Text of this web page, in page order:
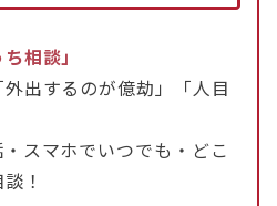
気装置が必要なアスベス
果、アスベスト肺、肺が
膜肥厚のいずれかの健康被
時期が損害賠償請求権の期
償金は病態によって550万
相談」
外出するのが億劫」「人目
スマホでいつでも・どこ
！